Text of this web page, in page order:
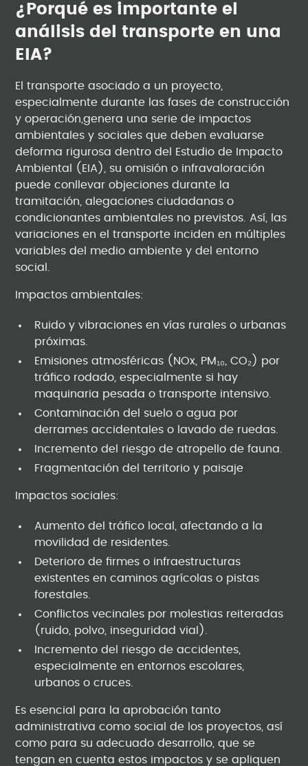
¿Porqué es importante el
análisis del transporte en una
EIA?
El transporte asociado a un proyecto,
especialmente durante las fases de construcción
y operación,genera una serie de impactos
ambientales y sociales que deben evaluarse
deforma rigurosa dentro del Estudio de Impacto
Ambiental (EIA), su omisión o infravaloración
puede conllevar objeciones durante la
tramitación, alegaciones ciudadanas o
condicionantes ambientales no previstos. Así, las
variaciones en el transporte inciden en múltiples
variables del medio ambiente y del entorno
social.
Impactos ambientales:
Ruido y vibraciones en vías rurales o urbanas
próximas.
Emisiones atmosféricas (NOx, PM₁₀, CO₂) por
tráfico rodado, especialmente si hay
maquinaria pesada o transporte intensivo.
Contaminación del suelo o agua por
derrames accidentales o lavado de ruedas.
Incremento del riesgo de atropello de fauna.
Fragmentación del territorio y paisaje
Impactos sociales:
Aumento del tráfico local, afectando a la
movilidad de residentes.
Deterioro de firmes o infraestructuras
existentes en caminos agrícolas o pistas
forestales.
Conflictos vecinales por molestias reiteradas
(ruido, polvo, inseguridad vial).
Incremento del riesgo de accidentes,
especialmente en entornos escolares,
urbanos o cruces.
Es esencial para la aprobación tanto
administrativa como social de los proyectos, así
como para su adecuado desarrollo, que se
tengan en cuenta estos impactos y se apliquen